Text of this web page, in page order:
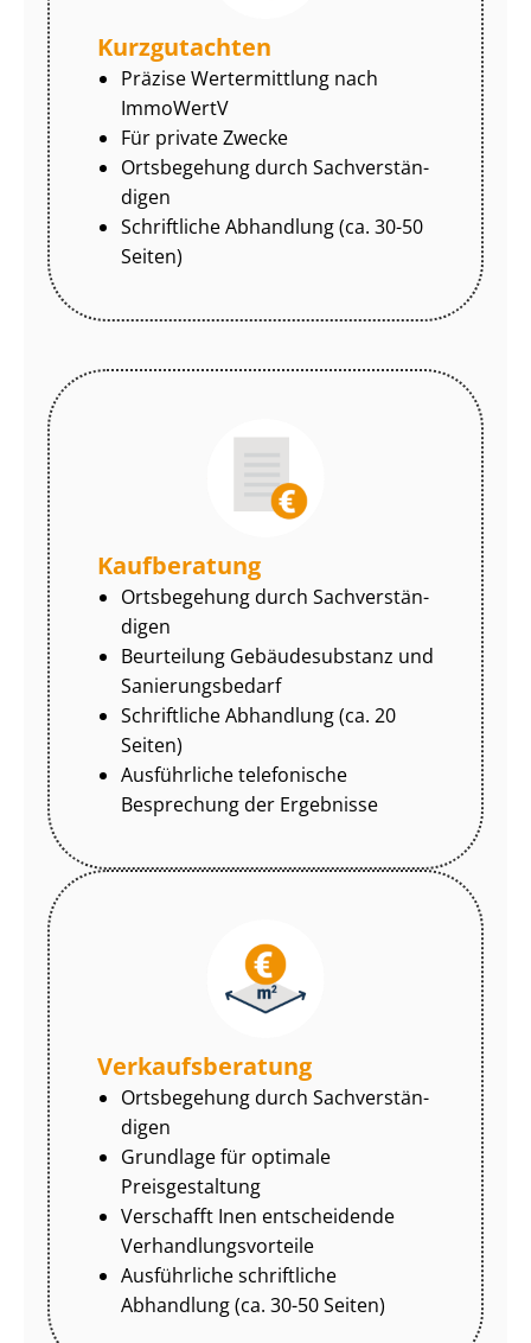
Kurzgutachten
Präzise Wertermittlung nach
ImmoWertV
Für private Zwecke
Ortsbegehung durch Sach­ver­stän­
di­gen
Schriftliche Abhandlung (ca. 30-50
Seiten)
Kaufberatung
Ortsbegehung durch Sach­ver­stän­
di­gen
Beurteilung Gebäudesubstanz und
Sa­nie­rungs­be­darf
Schriftliche Abhandlung (ca. 20
Seiten)
Ausführliche telefonische
Besprechung der Ergebnisse
Ver­kaufs­be­ra­tung
Ortsbegehung durch Sach­ver­stän­
di­gen
Grundlage für optimale
Preisgestaltung
Verschafft Inen entscheidende
Ver­hand­lungs­vor­tei­le
Ausführliche schriftliche
Abhandlung (ca. 30-50 Seiten)